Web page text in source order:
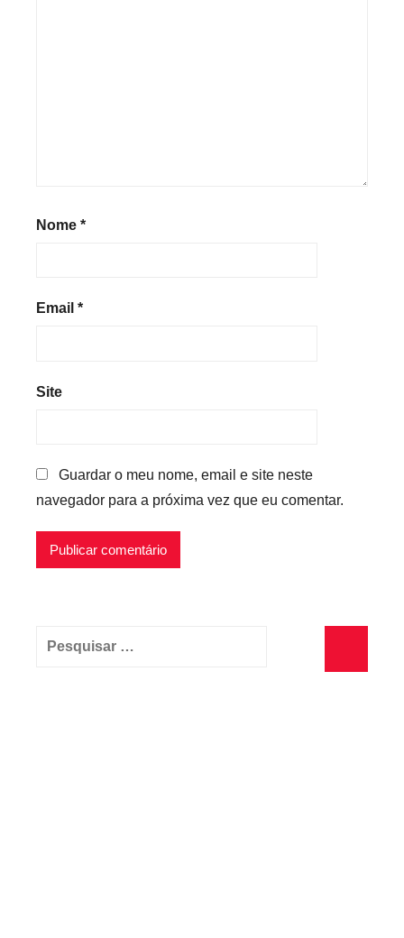
Nome *
Email *
Site
Guardar o meu nome, email e site neste
navegador para a próxima vez que eu comentar.
Pesquisar